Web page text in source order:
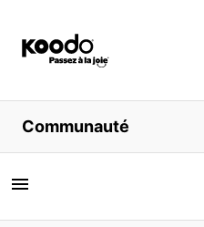
Magasiner
Libre service
Aide
Communauté